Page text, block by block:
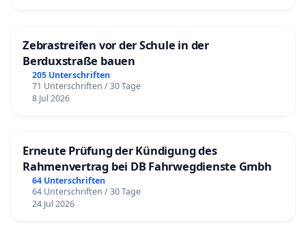
Zebrastreifen vor der Schule in der
Berduxstraße bauen
205 Unterschriften
71 Unterschriften / 30 Tage
8 Jul 2026
Erneute Prüfung der Kündigung des
Rahmenvertrag bei DB Fahrwegdienste Gmbh
64 Unterschriften
64 Unterschriften / 30 Tage
24 Jul 2026